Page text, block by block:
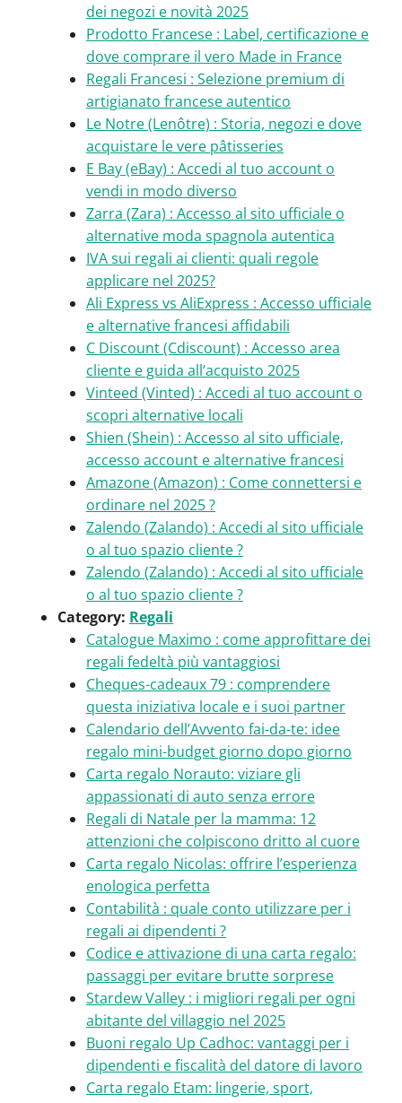
dei negozi e novità 2025
Prodotto Francese : Label, certificazione e
dove comprare il vero Made in France
Regali Francesi : Selezione premium di
artigianato francese autentico
Le Notre (Lenôtre) : Storia, negozi e dove
acquistare le vere pâtisseries
E Bay (eBay) : Accedi al tuo account o
vendi in modo diverso
Zarra (Zara) : Accesso al sito ufficiale o
alternative moda spagnola autentica
IVA sui regali ai clienti: quali regole
applicare nel 2025?
Ali Express vs AliExpress : Accesso ufficiale
e alternative francesi affidabili
C Discount (Cdiscount) : Accesso area
cliente e guida all’acquisto 2025
Vinteed (Vinted) : Accedi al tuo account o
scopri alternative locali
Shien (Shein) : Accesso al sito ufficiale,
accesso account e alternative francesi
Amazone (Amazon) : Come connettersi e
ordinare nel 2025 ?
Zalendo (Zalando) : Accedi al sito ufficiale
o al tuo spazio cliente ?
Zalendo (Zalando) : Accedi al sito ufficiale
o al tuo spazio cliente ?
Category: Regali
Catalogue Maximo : come approfittare dei
regali fedeltà più vantaggiosi
Cheques-cadeaux 79 : comprendere
questa iniziativa locale e i suoi partner
Calendario dell’Avvento fai-da-te: idee
regalo mini-budget giorno dopo giorno
Carta regalo Norauto: viziare gli
appassionati di auto senza errore
Regali di Natale per la mamma: 12
attenzioni che colpiscono dritto al cuore
Carta regalo Nicolas: offrire l’esperienza
enologica perfetta
Contabilità : quale conto utilizzare per i
regali ai dipendenti ?
Codice e attivazione di una carta regalo:
passaggi per evitare brutte sorprese
Stardew Valley : i migliori regali per ogni
abitante del villaggio nel 2025
Buoni regalo Up Cadhoc: vantaggi per i
dipendenti e fiscalità del datore di lavoro
Carta regalo Etam: lingerie, sport,